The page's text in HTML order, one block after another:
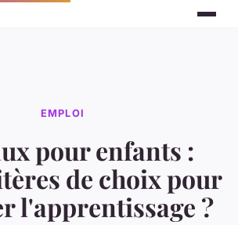
EMPLOI
pour enfants :
de choix pour
l'apprentissage ?